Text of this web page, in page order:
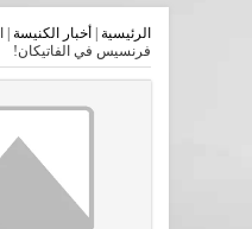
الرئيسية أخبار الكنيسة
فرنسيس في الفاتيكان!